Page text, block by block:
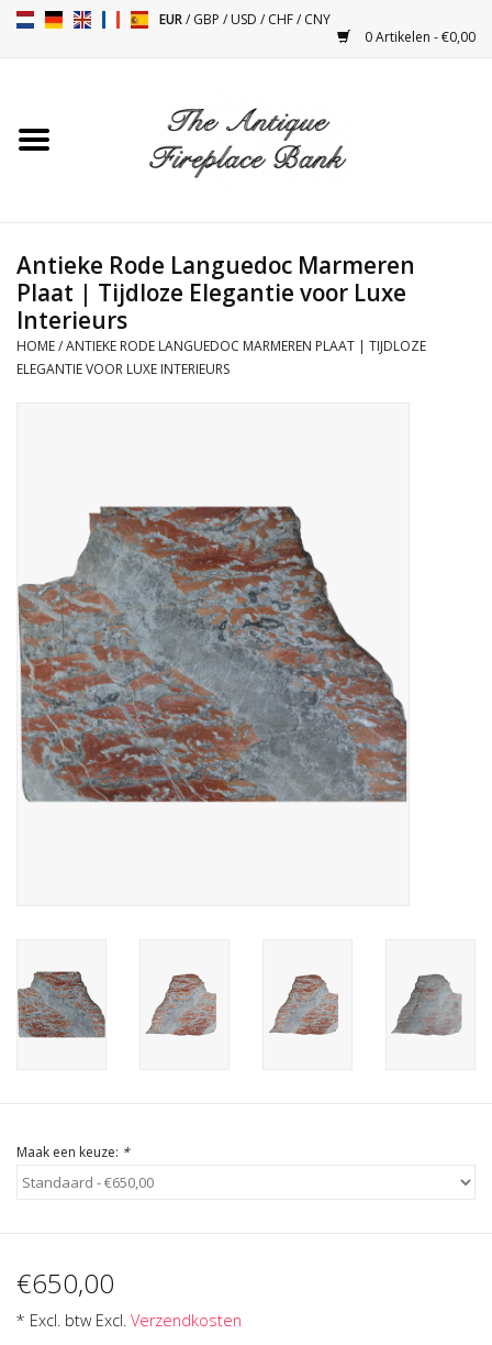
EUR/GBP /USD /CHF/CNY
0 Artikelen - €0,00
Toebehoren
Kacheltjes
Tafels
Decoratieve Outdoor
Objecten
Vloeren - Steen, Terra Cotta
& Marmer
Outlet
Tevreden Klanten
Cadeau Bonnen
Antieke Rode Languedoc Marmeren
Plaat | Tijdloze Elegantie voor Luxe
Interieurs
HOME/ANTIEKE RODE LANGUEDOC MARMEREN PLAAT | TIJDLOZE
ELEGANTIE VOOR LUXE INTERIEURS
Maak een keuze: *
€650,00
* Excl. btw Excl. Verzendkosten